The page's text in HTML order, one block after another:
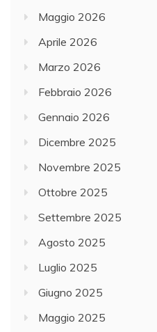
Maggio 2026
Aprile 2026
Marzo 2026
Febbraio 2026
Gennaio 2026
Dicembre 2025
Novembre 2025
Ottobre 2025
Settembre 2025
Agosto 2025
Luglio 2025
Giugno 2025
Maggio 2025